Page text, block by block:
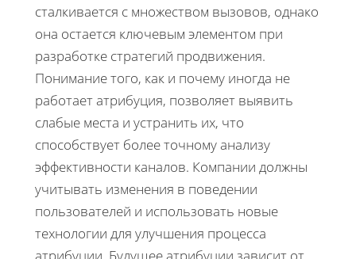
сталкивается с множеством вызовов, однако
она остается ключевым элементом при
разработке стратегий продвижения.
Понимание того, как и почему иногда не
работает атрибуция, позволяет выявить
слабые места и устранить их, что
способствует более точному анализу
эффективности каналов. Компании должны
учитывать изменения в поведении
пользователей и использовать новые
технологии для улучшения процесса
атрибуции. Будущее атрибуции зависит от